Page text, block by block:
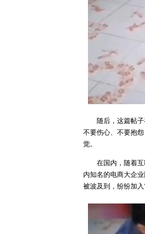
随后，这篇帖
不要伤心、不要抱
觉。
在国内，随着
内知名的电商大企
被波及到，纷纷加入